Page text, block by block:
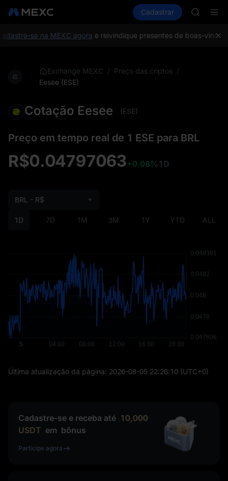
Mercados Spot Futuros
Cadastrar
LLY
HEI
se na MEXC agorae reivindique presentes de boas-vindas
Exchange MEXC / Preço das criptos /
Eesee (ESE)
Cotação Eesee (ESE)
Preço em tempo real de 1 ESE para BRL
R$0.04797063+0.08% 1D
1D 7D 1M 3M 1Y YTD ALL
BRL - R$
Última atualização da página: 2026-08-05 22:26:10 (UTC+0)
Cadastre-se e receba até 10,000
USDT em bônus
Participe agora